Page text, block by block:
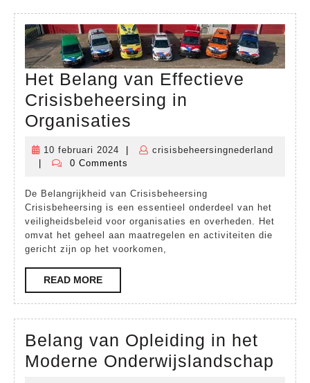
Het Belang van Effectieve
Crisisbeheersing in
Organisaties
Belang
Crisisbeheersing
in
Organisaties
10 februari 2024
10
februari
crisisbeheersingnederland
crisisbeheersingnederland
0 Comments
De Belangrijkheid van Crisisbeheersing
Crisisbeheersing is een essentieel onderdeel van het
veiligheidsbeleid voor organisaties en overheden. Het
omvat het geheel aan maatregelen en activiteiten die
gericht zijn op het voorkomen,
READ MOREREAD
MORE
Belang van Opleiding in het
Moderne Onderwijslandschap